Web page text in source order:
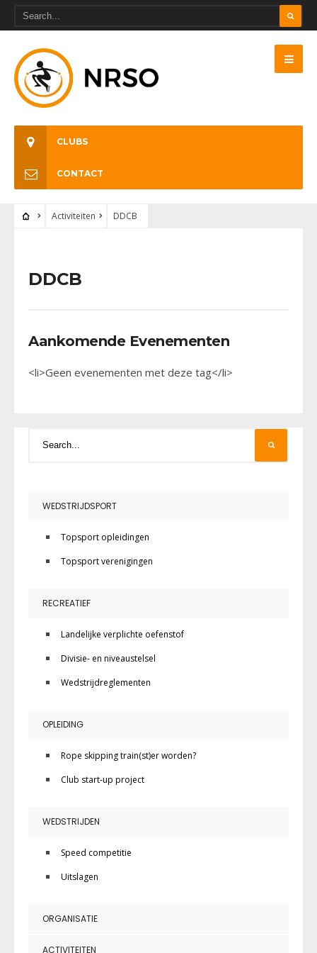
CLUBS
CONTACT
Activiteiten DDCB
DDCB
Aankomende Evenementen
<li>Geen evenementen met deze tag</li>
WEDSTRIJDSPORT
Topsport opleidingen
Topsport verenigingen
RECREATIEF
Landelijke verplichte oefenstof
Divisie- en niveaustelsel
Wedstrijdreglementen
OPLEIDING
Rope skipping train(st)er worden?
Club start-up project
WEDSTRIJDEN
Speed competitie
Uitslagen
ORGANISATIE
ACTIVITEITEN